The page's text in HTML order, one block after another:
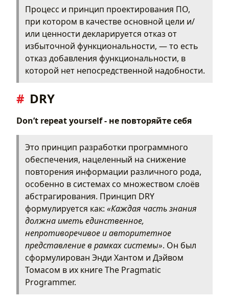
LoD
IoC
DI
DAMP
AAA (3A)
GRASP
Creator (Создатель)
Controller (Контроллер)
Low Coupling (Низкая связанность)
High Cohesion (Высокое сцепление)
Pure Fabrication (Чистая выдумка)
Indirection (Посредник)
Protected Variations (Защищенные
изменения)
Polymorphism (Полиморфизм)
OR
BDUF
APO
POLA
Процесс и принцип проектирования ПО,
при котором в качестве основной цели и/
или ценности декларируется отказ от
избыточной функциональности, — то есть
отказ добавления функциональности, в
которой нет непосредственной надобности.
DRY
Don’t repeat yourself - не повторяйте себя
Это принцип разработки программного
обеспечения, нацеленный на снижение
повторения информации различного рода,
особенно в системах со множеством слоёв
абстрагирования. Принцип DRY
формулируется как: «Каждая часть знания
должна иметь единственное,
непротиворечивое и авторитетное
представление в рамках системы». Он был
сформулирован Энди Хантом и Дэйвом
Томасом в их книге The Pragmatic
Programmer.